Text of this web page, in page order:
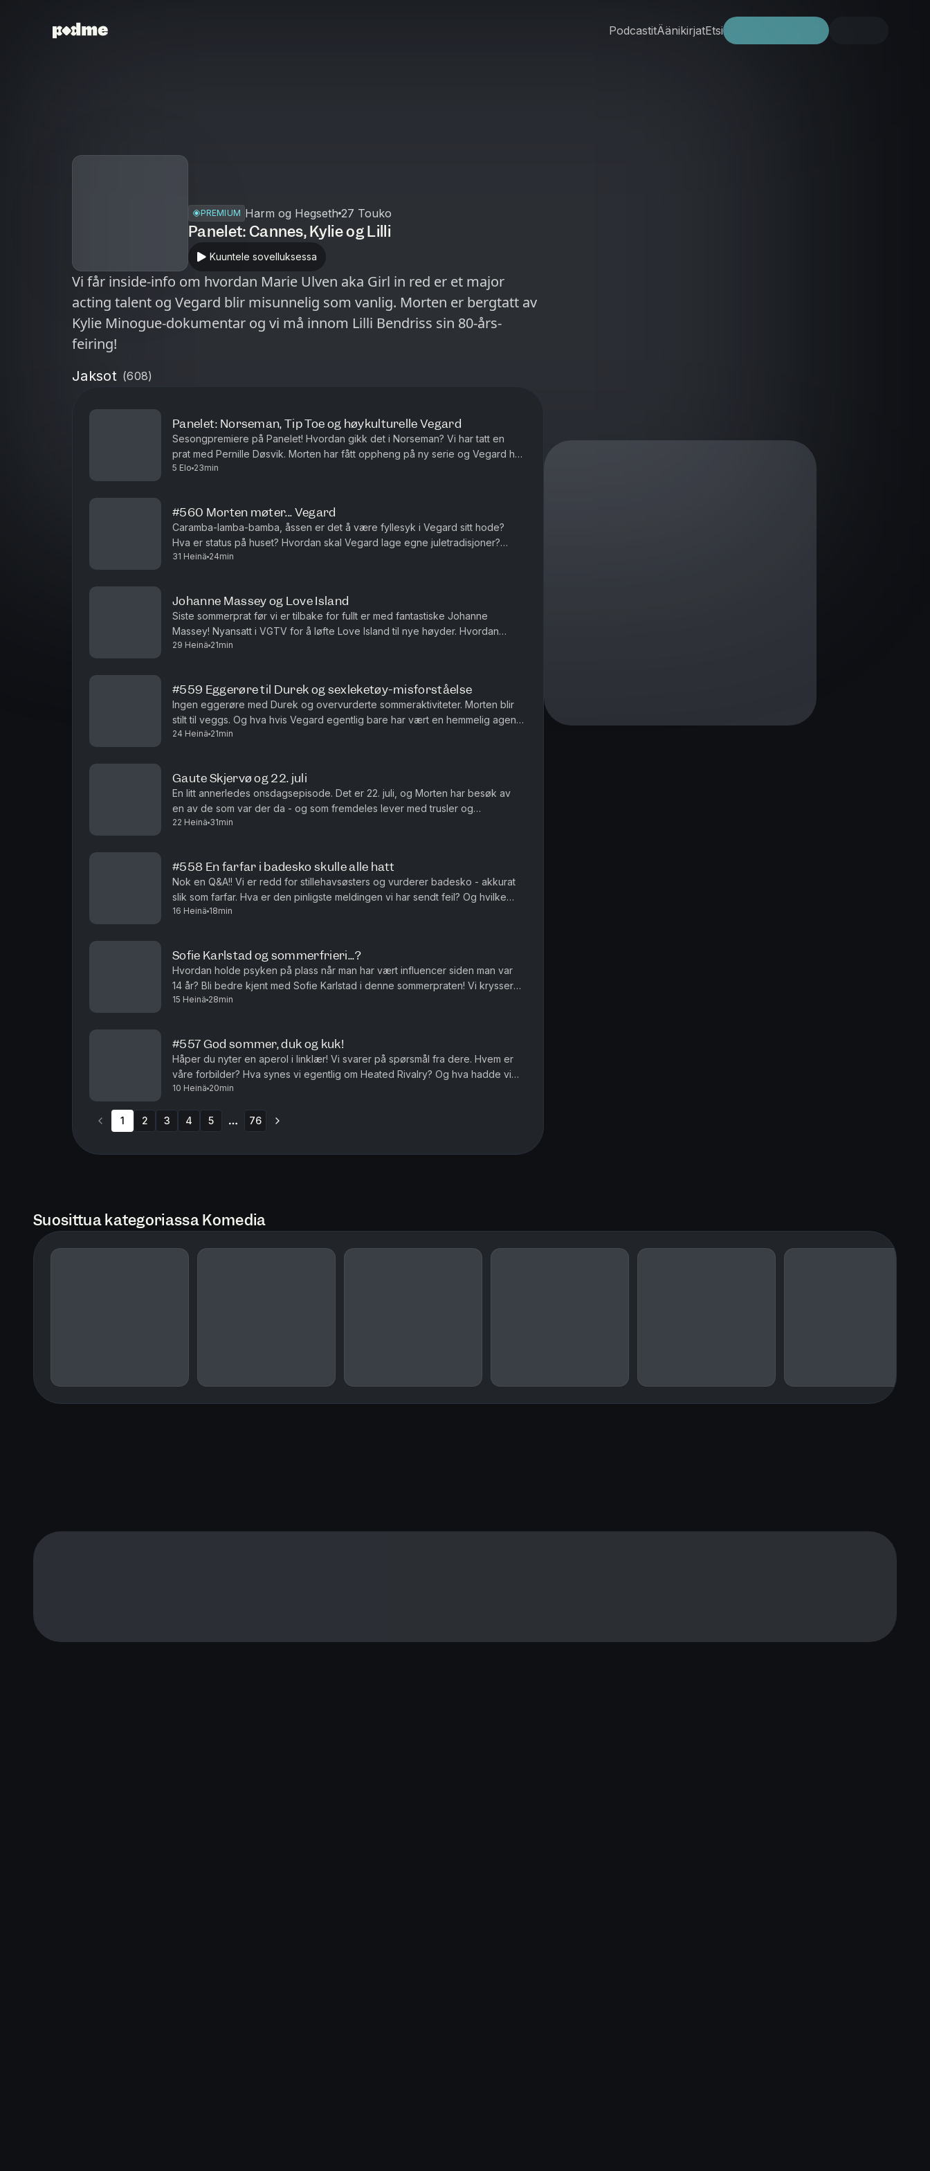
PodcastitÄänikirjatEtsi
PREMIUM Harm og Hegseth 27 Touko
Panelet: Cannes, Kylie og Lilli
Kuuntele sovelluksessa
Vi får inside-info om hvordan Marie Ulven aka Girl in red er et major
acting talent og Vegard blir misunnelig som vanlig. Morten er bergtatt av
Kylie Minogue-dokumentar og vi må innom Lilli Bendriss sin 80-års-
feiring!
Jaksot (608)
Panelet: Norseman, Tip Toe og høykulturelle Vegard
Sesongpremiere på Panelet! Hvordan gikk det i Norseman? Vi har tatt en
prat med Pernille Døsvik. Morten har fått oppheng på ny serie og Vegard har
hatt en meget høykulturell sommer (stikkord: basseng,...
5 Elo 23min
#560 Morten møter... Vegard
Caramba-lamba-bamba, åssen er det å være fyllesyk i Vegard sitt hode?
Hva er status på huset? Hvordan skal Vegard lage egne juletradisjoner?
Produsert av Ingrid Alice Mortensen. P.S! Vi har sesongstar...
31 Heinä 24min
Johanne Massey og Love Island
Siste sommerprat før vi er tilbake for fullt er med fantastiske Johanne
Massey! Nyansatt i VGTV for å løfte Love Island til nye høyder. Hvordan
hadde Morten og Johanne hatt det på ferie sammen? Og hvi...
29 Heinä 21min
#559 Eggerøre til Durek og sexleketøy-misforståelse
Ingen eggerøre med Durek og overvurderte sommeraktiviteter. Morten blir
stilt til veggs. Og hva hvis Vegard egentlig bare har vært en hemmelig agent
for PST i alle disse årene? Produsert av Ingrid Ali...
24 Heinä 21min
Gaute Skjervø og 22. juli
En litt annerledes onsdagsepisode. Det er 22. juli, og Morten har besøk av
en av de som var der da - og som fremdeles lever med trusler og
bekymring. Hvordan fikser man det, og hva gir håp midt oppi d...
22 Heinä 31min
#558 En farfar i badesko skulle alle hatt
Nok en Q&A!! Vi er redd for stillehavsøsters og vurderer badesko - akkurat
slik som farfar. Hva er den pinligste meldingen vi har sendt feil? Og hvilke
kjendiser ville vi helst vært i familie med?? Pr...
16 Heinä 18min
Sofie Karlstad og sommerfrieri...?
Hvordan holde psyken på plass når man har vært influencer siden man var
14 år? Bli bedre kjent med Sofie Karlstad i denne sommerpraten! Vi krysser
15 Heinä 28min
#557 God sommer, duk og kuk!
Håper du nyter en aperol i linklær! Vi svarer på spørsmål fra dere. Hvem er
våre forbilder? Hva synes vi egentlig om Heated Rivalry? Og hva hadde vi
gjort hvis vi byttet liv for en dag? Produsert av I...
10 Heinä 20min
1 2 3 4 5 76
Suosittua kategoriassa Komedia